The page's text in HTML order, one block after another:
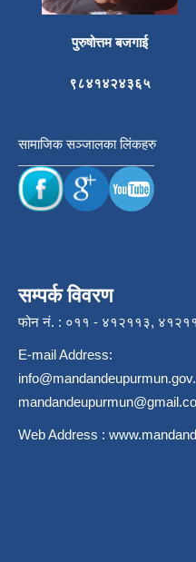
पुरुषोत्तम बजगाई
९८४१४२४३६५
सामाजिक सञ्जालका लिंकहरु
सम्पर्क विवरण
फोन नं. : ०११ - ४१२११३,
E-mail Address:
Web Address :